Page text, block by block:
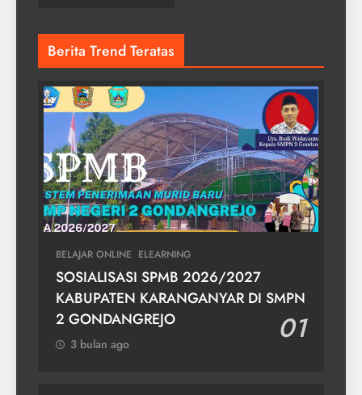
Berita Trend Teratas
BELAJAR ONLINE ELEARNING
SOSIALISASI SPMB 2026/2027
KABUPATEN KARANGANYAR DI SMPN
2 GONDANGREJO
01
3 bulan ago